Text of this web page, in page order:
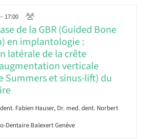
17:00
de la GBR (Guided Bone
en implantologie :
latérale de la crête
verticale
Summers et sinus-lift) du
Fabien Hauser, Dr. med. dent. Norbert
Dentaire Balexert Genève